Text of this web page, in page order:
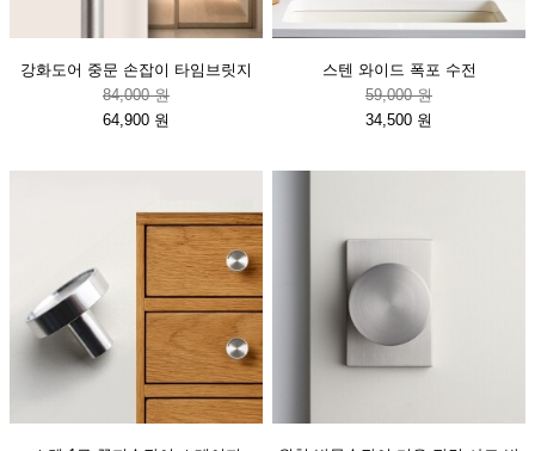
강화도어 중문 손잡이 타임브릿지
84,000 원
64,900 원
스텐 와이드 폭포 수전
59,000 원
34,500 원